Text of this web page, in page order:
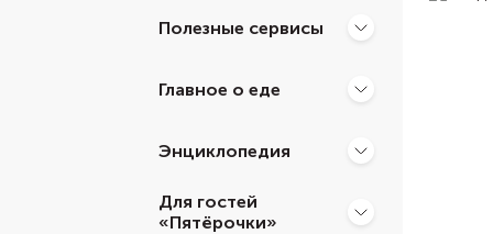
Полезные сервисы
Главное о еде
Энциклопедия
Для гостей
«Пятёрочки»